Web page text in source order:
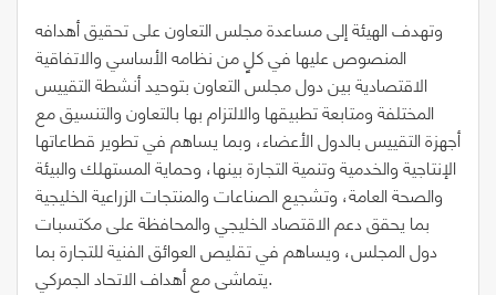
وتهدف الهيئة إلى مساعدة مجلس التعاون على تحقيق أهدافه
المنصوص عليها في كلٍ من نظامه الأساسي والاتفاقية
الاقتصادية بين دول مجلس التعاون بتوحيد أنشطة التقييس
المختلفة ومتابعة تطبيقها والالتزام بها بالتعاون والتنسيق مع
أجهزة التقييس بالدول الأعضاء، وبما يساهم في تطوير قطاعاتها
الإنتاجية والخدمية وتنمية التجارة بينها، وحماية المستهلك والبيئة
والصحة العامة، وتشجيع الصناعات والمنتجات الزراعية الخليجية
بما يحقق دعم الاقتصاد الخليجي والمحافظة على مكتسبات
دول المجلس، ويساهم في تقليص العوائق الفنية للتجارة بما
يتماشى مع أهداف الاتحاد الجمركي.